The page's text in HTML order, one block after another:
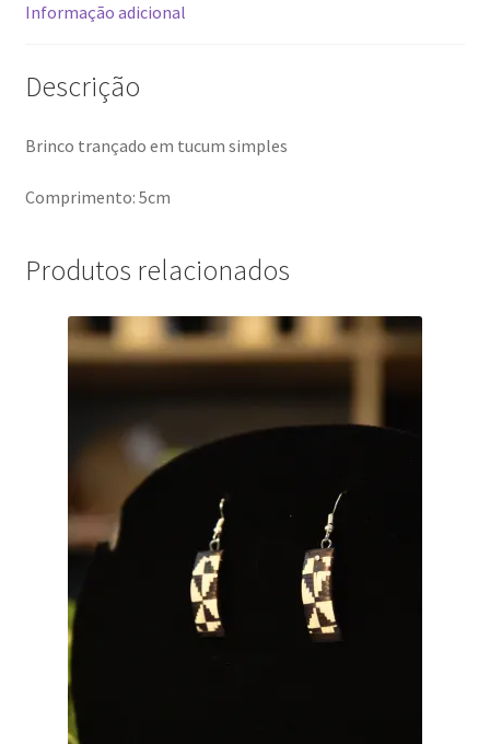
Informação adicional
Descrição
Brinco trançado em tucum simples
Comprimento: 5cm
Produtos relacionados